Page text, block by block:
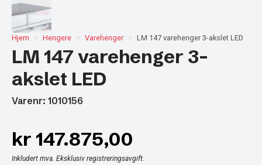
Hjem Hengere Varehenger LM 147 varehenger 3-akslet LED
LM 147 varehenger 3-
akslet LED
Varenr: 1010156
kr 147.875,00
Inkludert mva. Eksklusiv registreringsavgift.